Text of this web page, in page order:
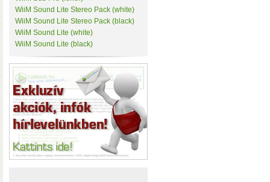
Vision Security
WD
WiiM
Y-Cam
Z-Wave.Me
Zipato
WiiM Sound Lite Stereo Pack (white)
WiiM Sound Lite Stereo Pack (black)
WiiM Sound Lite (white)
WiiM Sound Lite (black)